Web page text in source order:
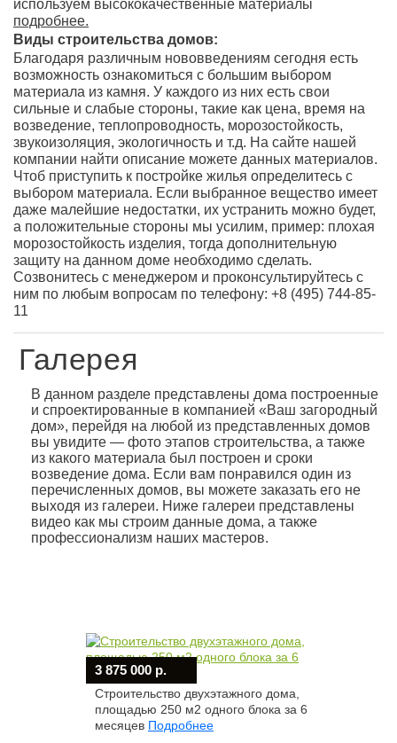
используем высококачественные материалы
подробнее.
Виды строительства домов:
Благодаря различным нововведениям сегодня есть
возможность ознакомиться с большим выбором
материала из камня. У каждого из них есть свои
сильные и слабые стороны, такие как цена, время на
возведение, теплопроводность, морозостойкость,
звукоизоляция, экологичность и т.д. На сайте нашей
компании найти описание можете данных материалов.
Чтоб приступить к постройке жилья определитесь с
выбором материала. Если выбранное вещество имеет
даже малейшие недостатки, их устранить можно будет,
а положительные стороны мы усилим, пример: плохая
морозостойкость изделия, тогда дополнительную
защиту на данном доме необходимо сделать.
Созвонитесь с менеджером и проконсультируйтесь с
ним по любым вопросам по телефону: +8 (495) 744-85-
11
Галерея
В данном разделе представлены дома построенные
и спроектированные в компанией «Ваш загородный
дом», перейдя на любой из представленных домов
вы увидите — фото этапов строительства, а также
из какого материала был построен и сроки
возведение дома. Если вам понравился один из
перечисленных домов, вы можете заказать его не
выходя из галереи. Ниже галереи представлены
видео как мы строим данные дома, а также
профессионализм наших мастеров.
3 875 000 р.
Строительство двухэтажного дома,
площадью 250 м2 одного блока за 6
месяцев Подробнее